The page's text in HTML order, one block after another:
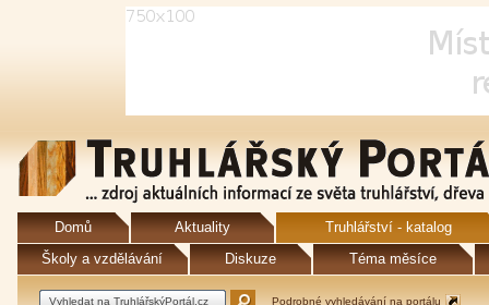
Domů Aktuality
Truhlářství - katalog
Školy a vzdělávání
Diskuze Téma měsíce
Podrobné vyhledávání na portálu